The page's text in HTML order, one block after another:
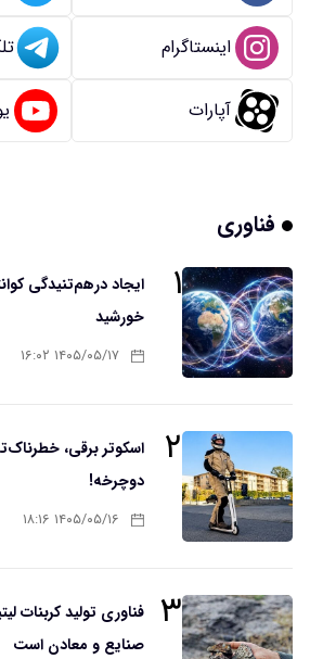
اینستاگرام
آپارات
فناوری
۱
ایجاد درهم‌تنیدگی
خورشید
۱۴۰۵/۰۵/۱۷ ۱۶:۰۲
۲
اسکوتر برقی،
دوچرخه!
۱۴۰۵/۰۵/۱۶ ۱۸:۱۶
۳
فناوری تولید کربنات
صنایع و معادن است